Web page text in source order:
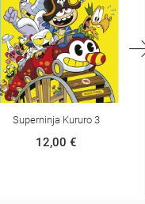
La Bande Des Super 3, Ma
Maîtresse Est Une Sorcière